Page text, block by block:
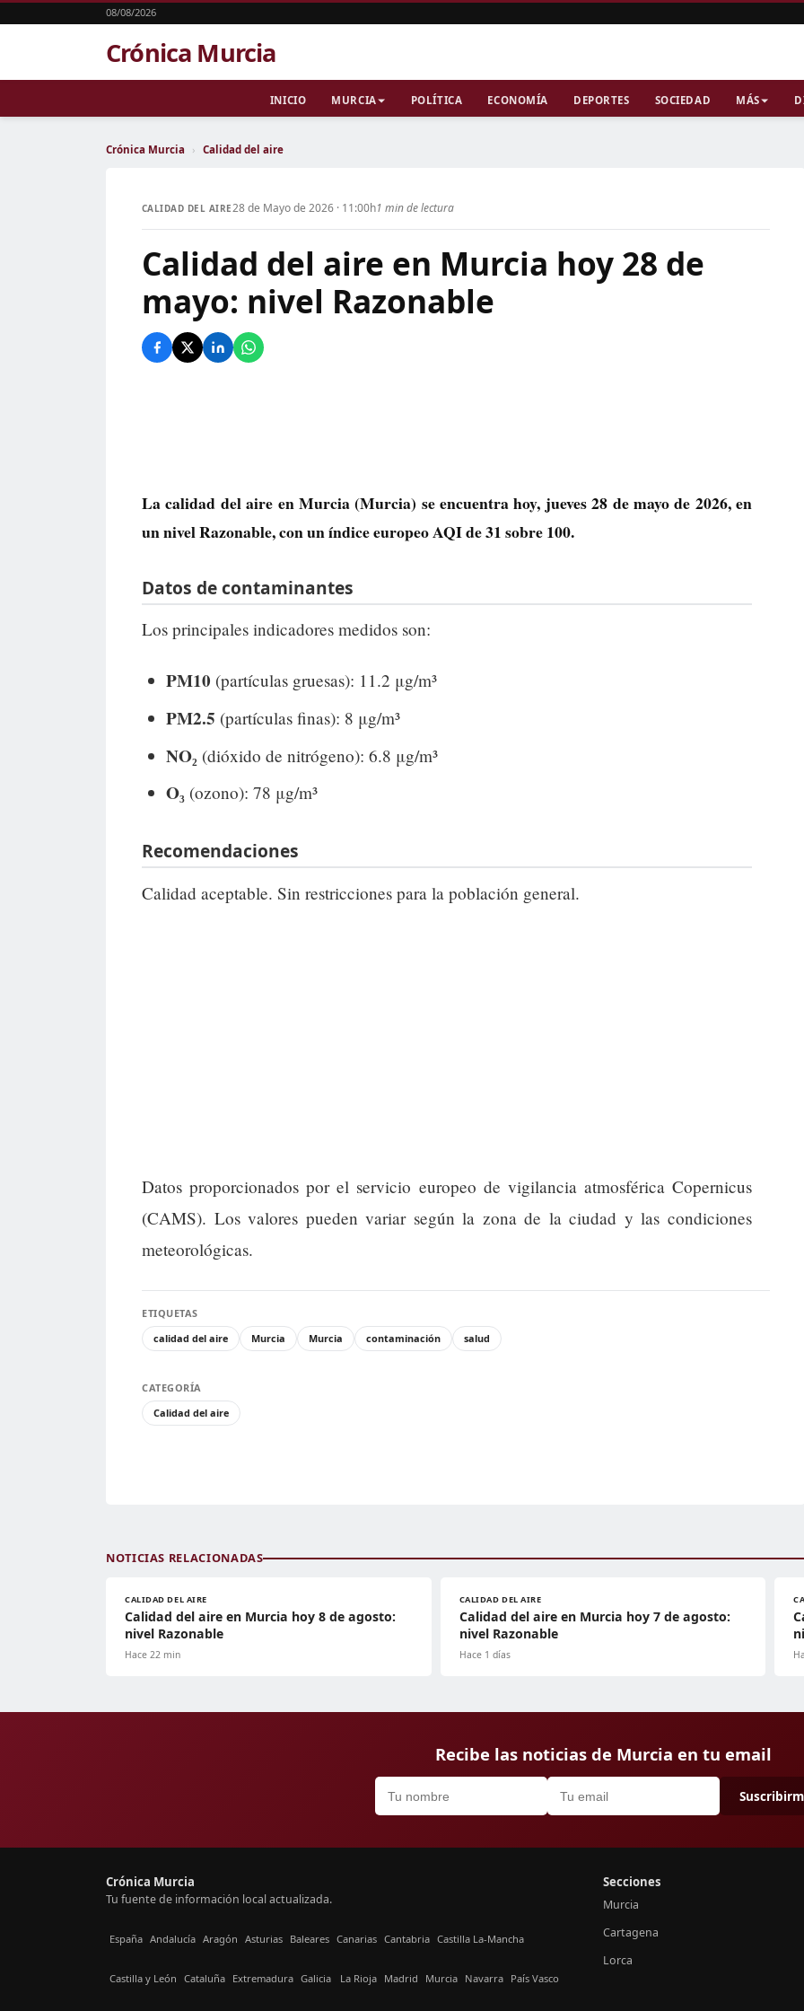
08/08/2026
Crónica Murcia
INICIO MURCIA POLÍTICA ECONOMÍA DEPORTES SOCIEDAD MÁS
Crónica Murcia › Calidad del aire
CALIDAD DEL AIRE28 de Mayo de 2026 · 11:00h1 min de lectura
Calidad del aire en Murcia hoy 28 de
mayo: nivel Razonable
La calidad del aire enMurcia(Murcia) se encuentra hoy, jueves 28 de mayo de 2026, en
un nivelRazonable, con un índice europeo AQI de31sobre 100.
Datos de contaminantes
Los principales indicadores medidos son:
PM10 (partículas gruesas): 11.2 μg/m³
PM2.5 (partículas finas): 8 μg/m³
NO₂ (dióxido de nitrógeno): 6.8 μg/m³
O₃ (ozono): 78 μg/m³
Recomendaciones
Calidad aceptable. Sin restricciones para la población general.
Datos proporcionados por el servicio europeo de vigilancia atmosférica Copernicus
(CAMS). Los valores pueden variar según la zona de la ciudad y las condiciones
meteorológicas.
ETIQUETAS
calidad del aire
Murcia Murcia contaminación salud
CATEGORÍA
Calidad del aire
NOTICIAS RELACIONADAS
CALIDAD DEL AIRE
Calidad del aire en Murcia hoy 8 de agosto:
nivel Razonable
Hace 22 min
CALIDAD DEL AIRE
Calidad del aire en Murcia hoy 7 de agosto:
nivel Razonable
Hace 1 días
Recibe las noticias de Murcia en tu email
Crónica Murcia
Tu fuente de información local actualizada.
España Andalucía Aragón Asturias Baleares Canarias Cantabria Castilla La-Mancha
Castilla y León Cataluña Extremadura Galicia La Rioja Madrid Murcia Navarra País Vasco
Secciones
Murcia
Cartagena
Lorca